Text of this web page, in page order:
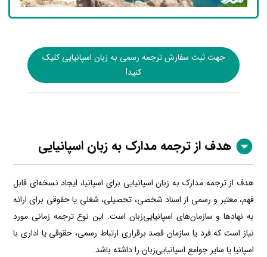
جهت ثبت سفارش ترجمه رسمی به زبان اسپانیایی کلیک
کنید!
هدف از ترجمه مدارک به زبان اسپانیایی
هدف از ترجمه مدارک به زبان اسپانیایی برای اسپانیا، ایجاد نسخه‌ای قابل
فهم، معتبر و رسمی از اسناد شخصی، تحصیلی، شغلی یا حقوقی برای ارائه
به نهادها و سازمان‌های اسپانیایی‌زبان است. این نوع ترجمه زمانی مورد
نیاز است که فرد یا سازمان قصد برقراری ارتباط رسمی، حقوقی یا اداری با
اسپانیا یا سایر جوامع اسپانیایی‌زبان را داشته باشد.